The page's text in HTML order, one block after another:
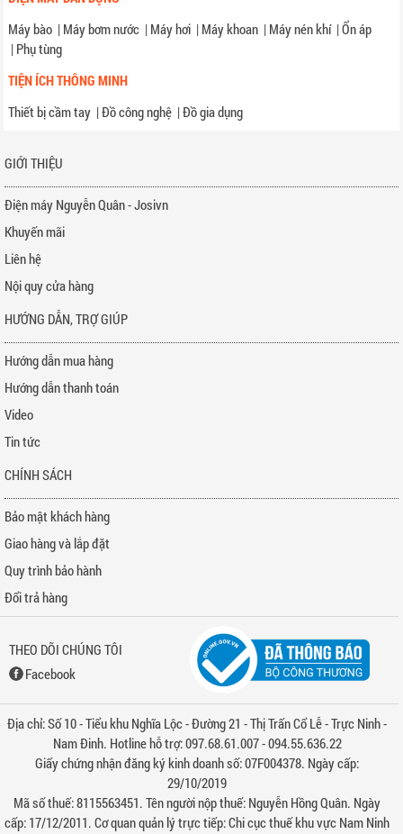
Máy bào | Máy bơm nước | Máy hơi | Máy khoan | Máy nén khí |Ổn áp
| Phụ tùng
TIỆN ÍCH THÔNG MINH
Thiết bị cầm tay |Đồ công nghệ |Đồ gia dụng
GIỚI THIỆU
Điện máy Nguyễn Quân - Josivn
Khuyến mãi
Liên hệ
Nội quy cửa hàng
HƯỚNG DẪN, TRỢ GIÚP
Hướng dẫn mua hàng
Hướng dẫn thanh toán
Video
Tin tức
CHÍNH SÁCH
Bảo mật khách hàng
Giao hàng và lắp đặt
Quy trình bảo hành
Đổi trả hàng
THEO DÕI CHÚNG TÔI
Facebook
Địa chỉ: Số 10 - Tiểu khu Nghĩa Lộc - Đường 21 - Thị Trấn Cổ Lễ - Trực Ninh -
Nam Đinh. Hotline hỗ trợ: 097.68.61.007 - 094.55.636.22
Giấy chứng nhận đăng ký kinh doanh số: 07F004378. Ngày cấp:
29/10/2019
Mã số thuế: 8115563451. Tên người nộp thuế: Nguyễn Hồng Quân. Ngày
cấp: 17/12/2011. Cơ quan quản lý trực tiếp: Chi cục thuế khu vực Nam Ninh